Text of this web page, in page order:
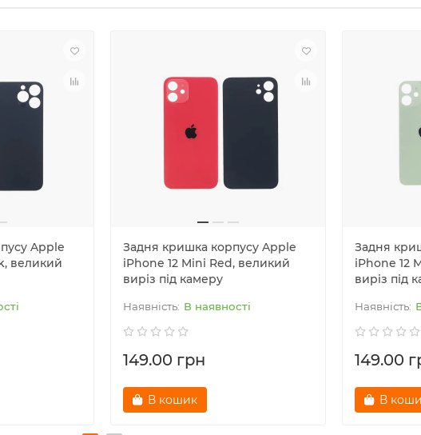
Apple
великий
Задня кришка корпусу Apple
iPhone 12 Mini Red, великий
виріз під камеру
В наявності
149.00 грн
В кошик
Задня
iPhone 12
виріз під
149.00
В